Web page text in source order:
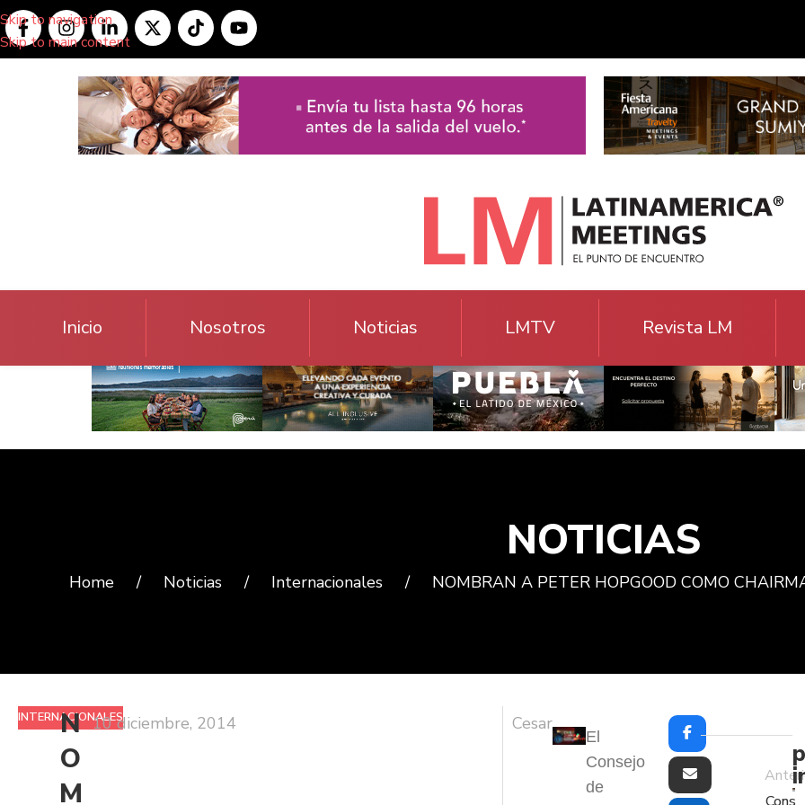
Skip to navigation
Skip to main content
Inicio Nosotros Noticias LMTV Revista LM
NOTICIAS
Home / Noticias / Internacionales / NOMBRAN A PETER HOPGOOD COMO
INTERNACIONALES
N
O
M
10 diciembre, 2014 Cesar
El
Consejo
de